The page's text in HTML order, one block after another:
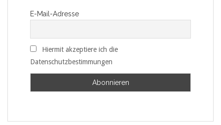
E-Mail-Adresse
Hiermit akzeptiere ich die
Datenschutzbestimmungen